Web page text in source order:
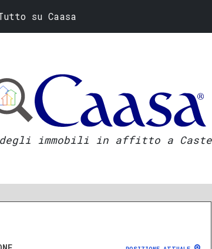
su Caasa
immobili in affitto a